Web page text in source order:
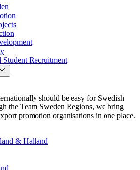
Student Recruitment
should be easy for Swedish
the Team Sweden Regions, we bring
promotion organisations in one place.
& Halland